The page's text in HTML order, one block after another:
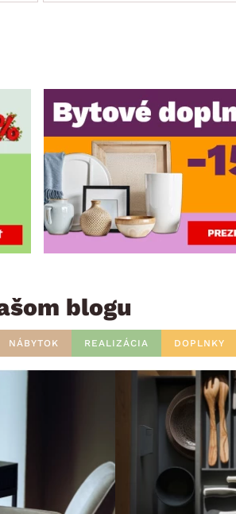
blogu
NÁBYTOK REALIZÁCIA DOPLNKY